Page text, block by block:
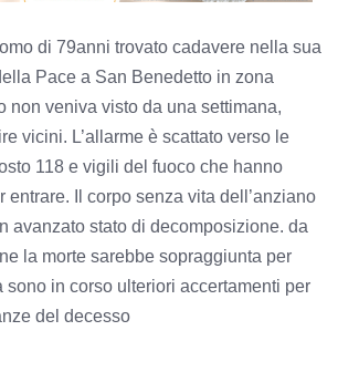
di 79anni trovato cadavere nella sua
Pace a San Benedetto in zona
non veniva visto da una settimana,
vicini. L’allarme è scattato verso le
118 e vigili del fuoco che hanno
entrare. Il corpo senza vita dell’anziano
avanzato stato di decomposizione. da
la morte sarebbe sopraggiunta per
sono in corso ulteriori accertamenti per
del decesso